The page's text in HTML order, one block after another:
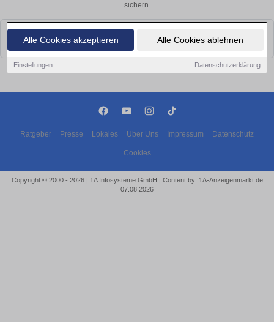
Alle Cookies akzeptieren Alle Cookies ablehnen
Einstellungen Datenschutzerklärung
sichern.
Leider konnten wir derzeit keine passenden Objekte finden. Schauen Sie
bald wieder vorbei!
Ratgeber Presse Lokales Über Uns Impressum Datenschutz
Cookies
Copyright © 2000 - 2026 | 1A Infosysteme GmbH | Content by: 1A-Anzeigenmarkt.de
07.08.2026